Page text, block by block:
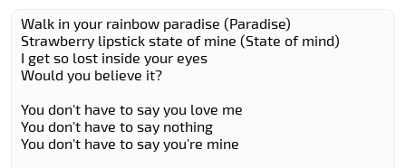
Walk in your rainbow paradise (Paradise)
Strawberry lipstick state of mine (State of mind)
I get so lost inside your eyes
Would you believe it?
You don't have to say you love me
You don't have to say nothing
You don't have to say you're mine